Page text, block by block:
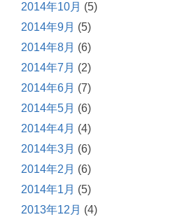
2014年10月 (5)
2014年9月 (5)
2014年8月 (6)
2014年7月 (2)
2014年6月 (7)
2014年5月 (6)
2014年4月 (4)
2014年3月 (6)
2014年2月 (6)
2014年1月 (5)
2013年12月 (4)